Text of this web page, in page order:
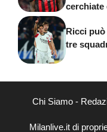
cerchiate
Ricci
tre
Chi Siamo-
Milanlive.it di